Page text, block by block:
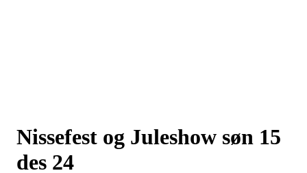
Nissefest og Juleshow søn 15
des 24